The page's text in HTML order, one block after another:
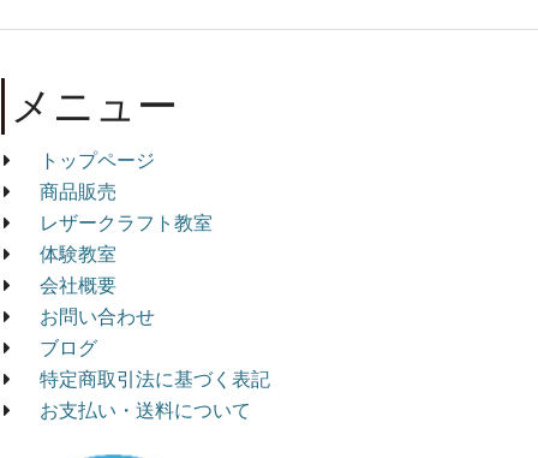
メニュー
トップページ
商品販売
レザークラフト教室
体験教室
会社概要
お問い合わせ
ブログ
特定商取引法に基づく表記
お支払い・送料について